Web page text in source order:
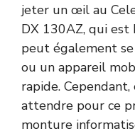
jeter un œil au
DX 130AZ, qui est
peut également
ou un appareil
rapide. Cependant,
attendre pour ce
monture